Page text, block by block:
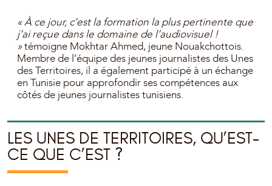
« À ce jour, c’est la formation la plus pertinente que
j’ai reçue dans le domaine de l’audiovisuel !
»témoigne Mokhtar Ahmed, jeune Nouakchottois.
Membre de l’équipe des jeunes journalistes des Unes
des Territoires, il a également participé à un échange
en Tunisie pour approfondir ses compétences aux
côtés de jeunes journalistes tunisiens.
LES UNES DE TERRITOIRES, QU’EST-
CE QUE C’EST ?